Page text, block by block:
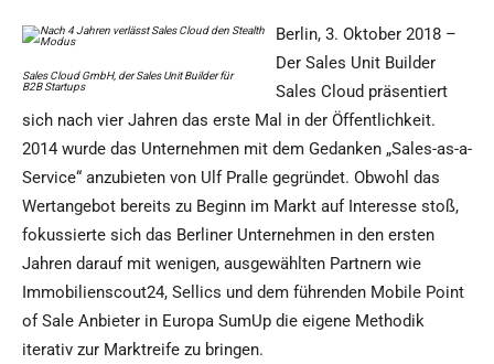
Sales Cloud GmbH, der Sales Unit Builder für
B2B Startups
Berlin, 3. Oktober 2018 –
Der Sales Unit Builder
Sales Cloud präsentiert
sich nach vier Jahren das erste Mal in der Öffentlichkeit.
2014 wurde das Unternehmen mit dem Gedanken „Sales-as-a-
Service“ anzubieten von Ulf Pralle gegründet. Obwohl das
Wertangebot bereits zu Beginn im Markt auf Interesse stoß,
fokussierte sich das Berliner Unternehmen in den ersten
Jahren darauf mit wenigen, ausgewählten Partnern wie
Immobilienscout24, Sellics und dem führenden Mobile Point
of Sale Anbieter in Europa SumUp die eigene Methodik
iterativ zur Marktreife zu bringen.